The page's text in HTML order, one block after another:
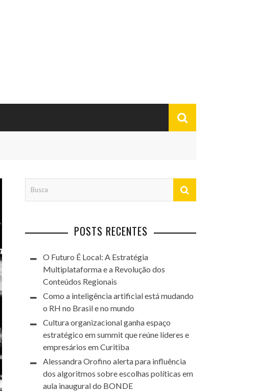
POSTS RECENTES
O Futuro É Local: A Estratégia
Multiplataforma e a Revolução dos
Conteúdos Regionais
Como a inteligência artificial está mudando
o RH no Brasil e no mundo
Cultura organizacional ganha espaço
estratégico em summit que reúne líderes e
empresários em Curitiba
Alessandra Orofino alerta para influência
dos algoritmos sobre escolhas políticas em
aula inaugural do BONDE